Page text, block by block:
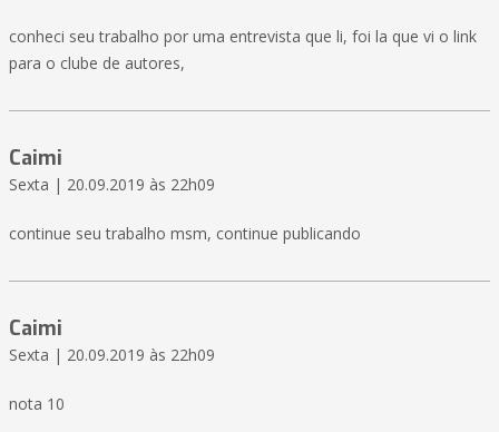
conheci seu trabalho por uma entrevista que li, foi la que vi o link
para o clube de autores,
Caimi
Sexta | 20.09.2019 às 22h09
continue seu trabalho msm, continue publicando
Caimi
Sexta | 20.09.2019 às 22h09
nota 10